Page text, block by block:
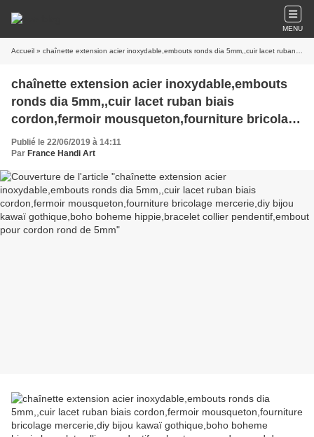
MENU
Accueil » chaînette extension acier inoxydable,embouts ronds dia 5mm,,cuir lacet ruban biais cordon,fermoir mousqueton,fourniture bricolage mercerie,diy bijou kawaï gothique,boho boheme hippie,bracelet collier pendentif,embout pour cordon rond de 5mm
chaînette extension acier inoxydable,embouts
ronds dia 5mm,,cuir lacet ruban biais
cordon,fermoir mousqueton,fourniture bricolage
mercerie,diy bijou kawaï gothique,boho boheme
hippie,bracelet collier pendentif,embout pour
cordon rond de 5mm
Publié le 22/06/2019 à 14:11
Par France Handi Art